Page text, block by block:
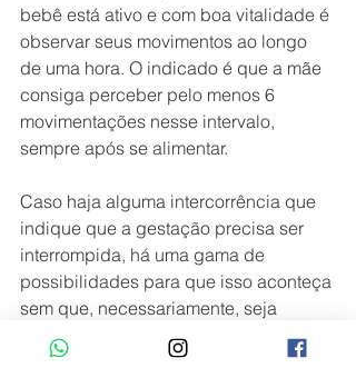
bebê está ativo e com boa vitalidade é
observar seus movimentos ao longo
de uma hora. O indicado é que a mãe
consiga perceber pelo menos 6
movimentações nesse intervalo,
sempre após se alimentar.
Caso haja alguma intercorrência que
indique que a gestação precisa ser
interrompida, há uma gama de
possibilidades para que isso aconteça
sem que, necessariamente, seja
realizada uma cesárea. Mas isso é
pauta pra um outro post ;)